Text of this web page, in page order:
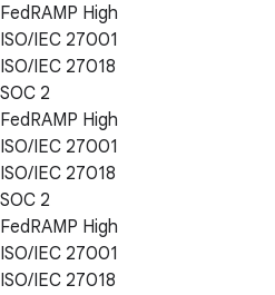
FedRAMP High
ISO/IEC 27001
ISO/IEC 27018
SOC 2
FedRAMP High
ISO/IEC 27001
ISO/IEC 27018
SOC 2
FedRAMP High
ISO/IEC 27001
ISO/IEC 27018